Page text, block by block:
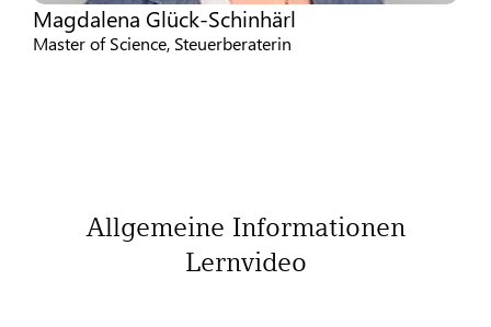
Magdalena Glück-Schinhärl
Master of Science, Steuerberaterin
Allgemeine Informationen
Lernvideo